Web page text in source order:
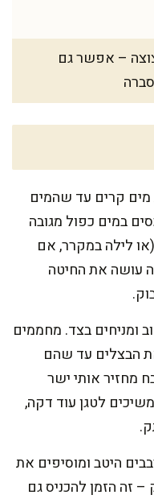
קצוצה – אפשר גם
קרים עד שהמים
במים כפול מגובה
לילה במקרר, אם
עושה את החיטה
ומניחים בצד. מחממים
הבצלים עד שהם
מחזיר אותי ישר
לטגן עוד דקה,
היטב ומוסיפים את
זה הזמן להכניס גם